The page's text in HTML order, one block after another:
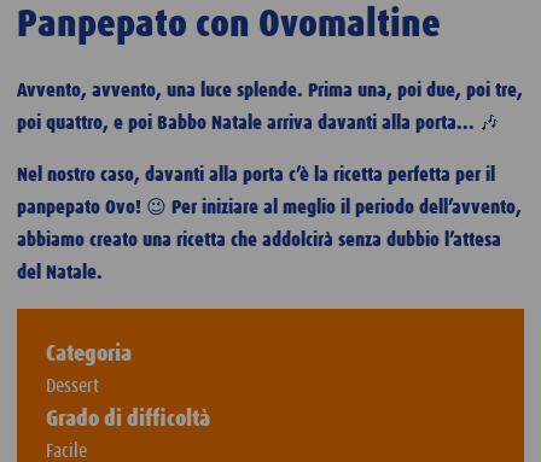
Panpepato con Ovomaltine
Avvento, avvento, una luce splende. Prima una, poi due, poi tre,
poi quattro, e poi Babbo Natale arriva davanti alla porta... 🎶
Nel nostro caso, davanti alla porta c’è la ricetta perfetta per il
panpepato Ovo! 😉 Per iniziare al meglio il periodo dell’avvento,
abbiamo creato una ricetta che addolcirà senza dubbio l’attesa
del Natale.
Categoria
Dessert
Grado di difficoltà
Facile